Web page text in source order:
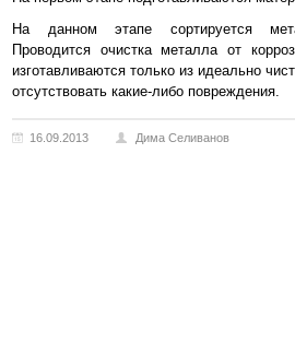
На данном этапе сортируется
Проводится очистка металла от
изготавливаются только из идеально
отсутствовать какие-либо повреждения.
16.09.2013 Дима Селиванов